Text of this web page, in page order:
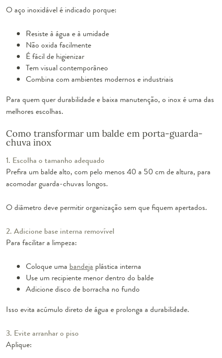
O aço inoxidável é indicado porque:
Resiste à água e à umidade
Não oxida facilmente
É fácil de higienizar
Tem visual contemporâneo
Combina com ambientes modernos e industriais
Para quem quer durabilidade e baixa manutenção, o inox é uma das
melhores escolhas.
Como transformar um balde em porta-guarda-
chuva inox
1. Escolha o tamanho adequado
Prefira um balde alto, com pelo menos 40 a 50 cm de altura, para
acomodar guarda-chuvas longos.
O diâmetro deve permitir organização sem que fiquem apertados.
2. Adicione base interna removível
Para facilitar a limpeza:
Coloque uma bandeja plástica interna
Use um recipiente menor dentro do balde
Adicione disco de borracha no fundo
Isso evita acúmulo direto de água e prolonga a durabilidade.
3. Evite arranhar o piso
Aplique: